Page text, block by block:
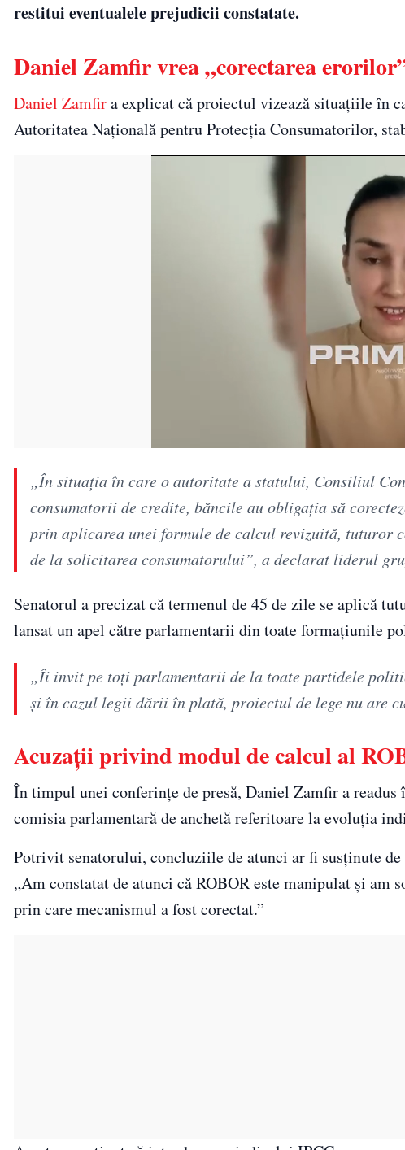
restitui eventualele prejudicii constatate.
Daniel Zamfir vrea „corectarea
Daniel Zamfira explicat că proiectul vizează situațiile în
Autoritatea Națională pentru Protecția Consumatorilor,
„În situația în care o autoritate a statului, Consiliul
consumatorii de credite, băncile au obligația să
prin aplicarea unei formule de calcul revizuită, tuturor
de la solicitarea consumatorului”, a declarat liderul
Senatorul a precizat că termenul de 45 de zile se aplică
lansat un apel către parlamentarii din toate formațiunile
„Îi invit pe toți parlamentarii de la toate partidele
și în cazul legii dării în plată, proiectul de lege nu are
Acuzații privind modul de calcul al
În timpul unei conferințe de presă, Daniel Zamfir a
comisia parlamentară de anchetă referitoare la evoluția
Potrivit senatorului, concluziile de atunci ar fi susținute
„Am constatat de atunci că ROBOR este manipulat și
prin care mecanismul a fost corectat.”